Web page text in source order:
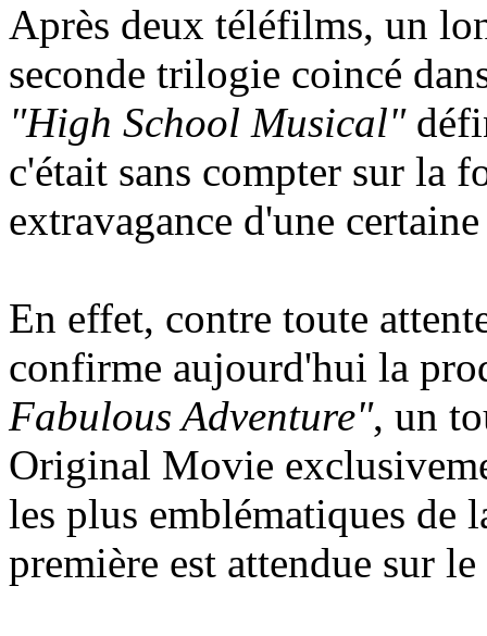
Après deux téléfilms, un
seconde trilogie coincé
"High School Musical"
c'était sans compter sur la
extravagance d'une
En effet, contre toute
confirme aujourd'hui la
Fabulous Adventure", un
Original Movie
les plus emblématiques de
première est attendue sur